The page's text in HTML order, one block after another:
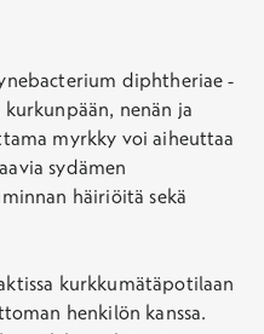
diphtheriae -
nenän ja
myrkky voi aiheuttaa
sydämen
häiriöitä sekä
kurkkumätäpotilaan
henkilön kanssa.